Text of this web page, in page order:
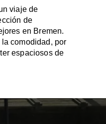
viaje de
de
en Bremen.
comodidad, por
espaciosos de